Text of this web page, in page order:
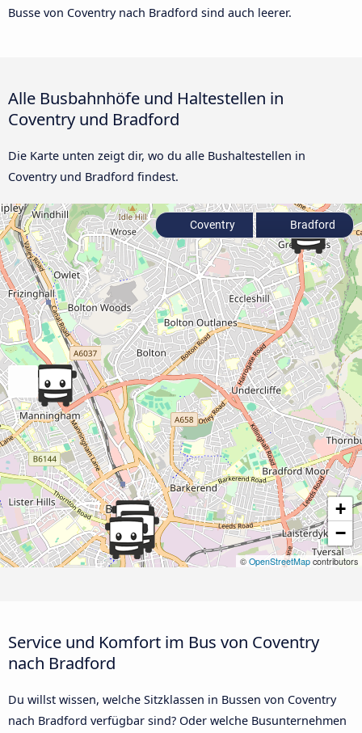
Busse von Coventry nach Bradford sind auch leerer.
Alle Busbahnhöfe und Haltestellen in
Coventry und Bradford
Die Karte unten zeigt dir, wo du alle Bushaltestellen in
Coventry und Bradford findest.
+
−
© OpenStreetMap contributors
Coventry Bradford
Service und Komfort im Bus von Coventry
nach Bradford
Du willst wissen, welche Sitzklassen in Bussen von Coventry
nach Bradford verfügbar sind? Oder welche Busunternehmen